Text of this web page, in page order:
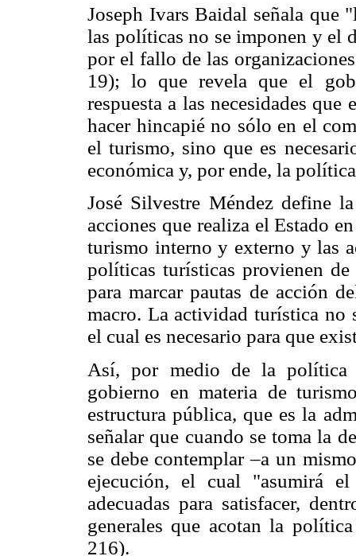
Joseph Ivars Baidal señala que
las políticas no se imponen y el
por el fallo de las
19); lo que revela que el
respuesta a las necesidades que
hacer hincapié no sólo en el
el turismo, sino que es
económica y, por ende, la
José Silvestre Méndez define
acciones que realiza el Estado
turismo interno y externo y las
políticas turísticas provienen de
para marcar pautas de acción
macro. La actividad turística no
el cual es necesario para que
Así, por medio de la política
gobierno en materia de
estructura pública, que es la
señalar que cuando se toma la
se debe contemplar –a un
ejecución, el cual "asumirá
adecuadas para satisfacer,
generales que acotan la
216).